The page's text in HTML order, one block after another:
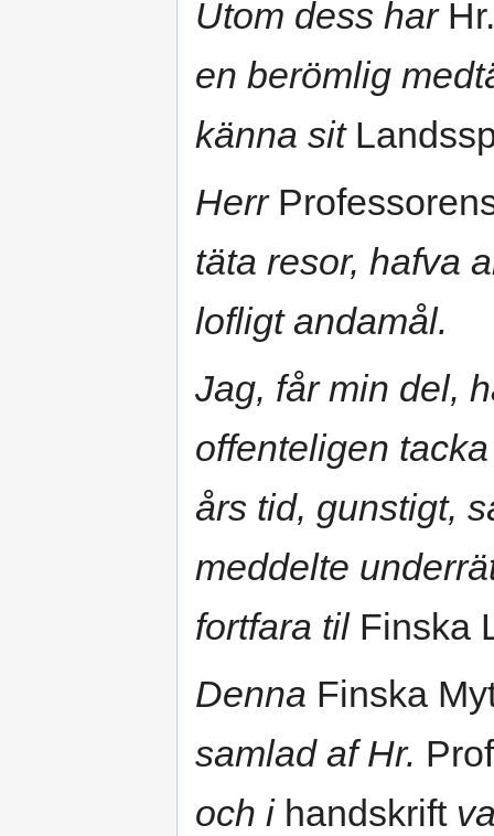
Utom dess har
en berömlig
känna sit
Herr
täta resor, hafva
lofligt andamål.
Jag, får min del,
offenteligen
års tid, gunstigt,
meddelte
fortfara tilFinska
Denna Finska
samlad af Hr.
och ihandskrift